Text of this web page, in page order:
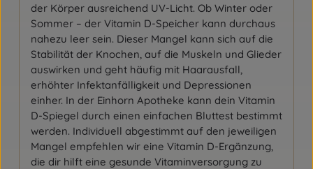
der Körper ausreichend UV-Licht. Ob Winter oder
Sommer – der Vitamin D-Speicher kann durchaus
nahezu leer sein. Dieser Mangel kann sich auf die
Stabilität der Knochen, auf die Muskeln und Glieder
auswirken und geht häufig mit Haarausfall,
erhöhter Infektanfälligkeit und Depressionen
einher. In der Einhorn Apotheke kann dein Vitamin
D-Spiegel durch einen einfachen Bluttest bestimmt
werden. Individuell abgestimmt auf den jeweiligen
Mangel empfehlen wir eine Vitamin D-Ergänzung,
die dir hilft eine gesunde Vitaminversorgung zu